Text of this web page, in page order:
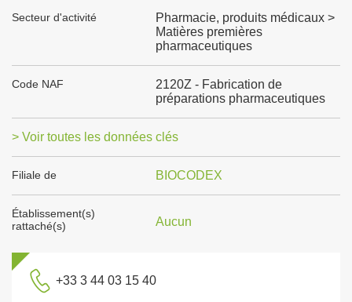
Secteur d'activité
Pharmacie, produits médicaux >
Matières premières
pharmaceutiques
Code NAF
2120Z - Fabrication de
préparations pharmaceutiques
> Voir toutes les données clés
Filiale de BIOCODEX
Établissement(s)
rattaché(s)
Aucun
+33 3 44 03 15 40